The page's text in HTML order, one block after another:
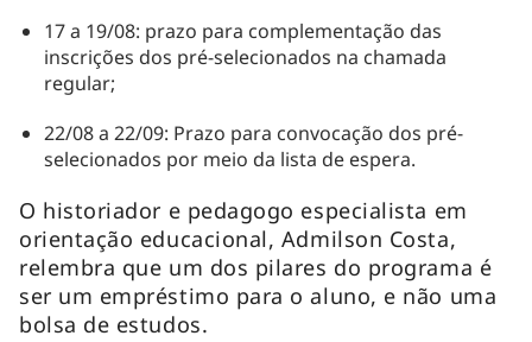
17 a 19/08: prazo para complementação das
inscrições dos pré-selecionados na chamada
regular;
22/08 a 22/09: Prazo para convocação dos pré-
selecionados por meio da lista de espera.
O historiador e pedagogo especialista em
orientação educacional, Admilson Costa,
relembra que um dos pilares do programa é
ser um empréstimo para o aluno, e não uma
bolsa de estudos.